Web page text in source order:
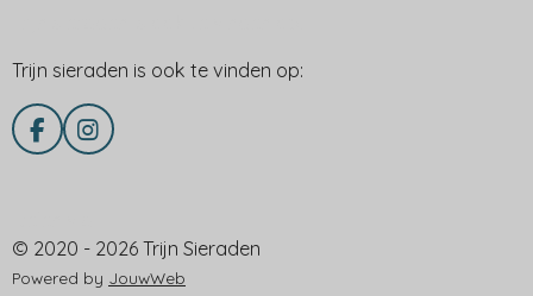
Trijn sieraden is ook te vinden op:
F
a
o
o
I
n
g
r
© 2020 - 2026 Trijn Sieraden
Powered by JouwWeb